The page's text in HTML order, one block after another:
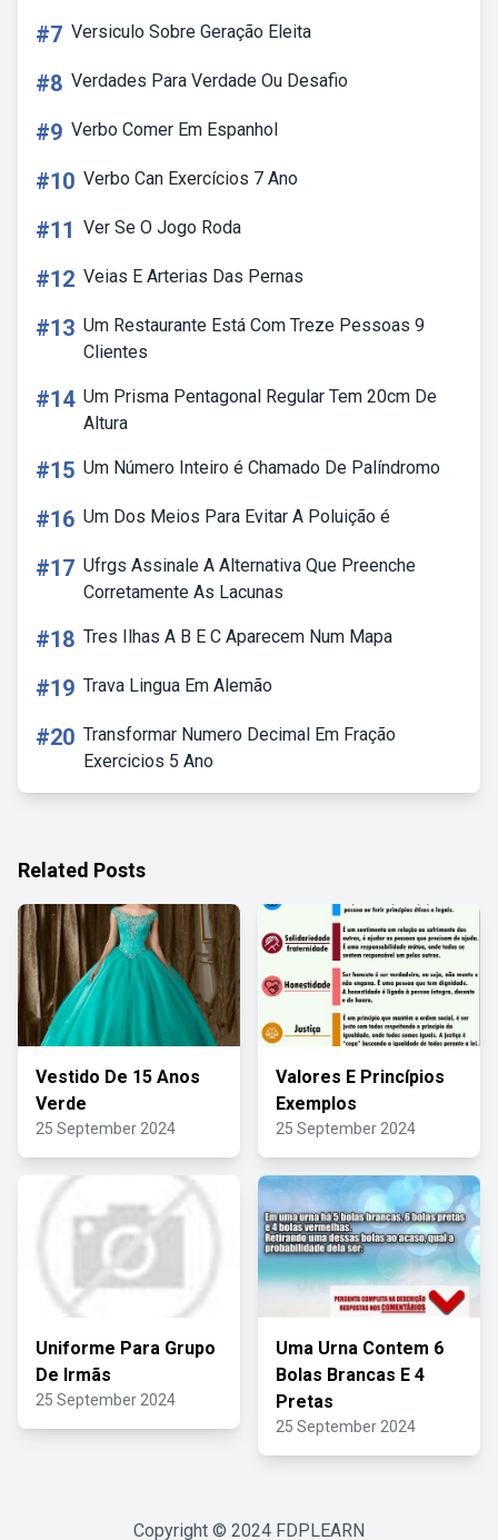
#7 Versiculo Sobre Geração Eleita
#8 Verdades Para Verdade Ou Desafio
#9 Verbo Comer Em Espanhol
#10 Verbo Can Exercícios 7 Ano
#11 Ver Se O Jogo Roda
#12 Veias E Arterias Das Pernas
#13 Um Restaurante Está Com Treze Pessoas 9
Clientes
#14 Um Prisma Pentagonal Regular Tem 20cm De
Altura
#15 Um Número Inteiro é Chamado De Palíndromo
#16 Um Dos Meios Para Evitar A Poluição é
#17 Ufrgs Assinale A Alternativa Que Preenche
Corretamente As Lacunas
#18 Tres Ilhas A B E C Aparecem Num Mapa
#19 Trava Lingua Em Alemão
#20 Transformar Numero Decimal Em Fração
Exercicios 5 Ano
Related Posts
Vestido De 15 Anos
Verde
25 September 2024
Valores E Princípios
Exemplos
25 September 2024
Uniforme Para Grupo
De Irmãs
25 September 2024
Uma Urna Contem 6
Bolas Brancas E 4
Pretas
25 September 2024
Copyright © 2024 FDPLEARN